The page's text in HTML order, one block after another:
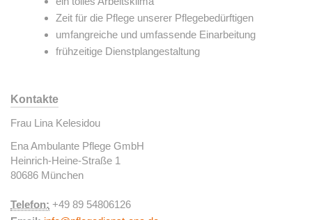
Zeit für die Pflege unserer Pflegebedürftigen
umfangreiche und umfassende Einarbeitung
frühzeitige Dienstplangestaltung
Kontakte
Frau Lina Kelesidou
Ena Ambulante Pflege GmbH
Heinrich-Heine-Straße 1
80686 München
Telefon: +49 89 54806126